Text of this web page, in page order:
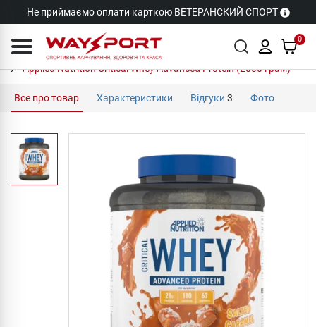
Не приймаємо оплати карткою ВЕТЕРАНСКИЙ СПОРТ
0
Applied Nutrition Critical Whey Advanced Protein (2000 грам)
Все про товар Характеристики Відгуки 3 Фото